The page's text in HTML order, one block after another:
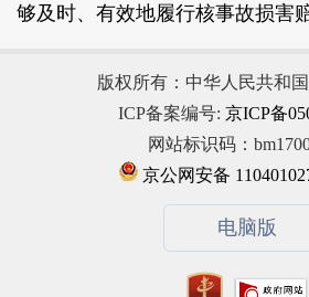
够及时、有效地履行核事故损害
版权所有：中华人民共和
ICP备案编号: 京ICP备
网站标识码：
京公网安备
电脑版